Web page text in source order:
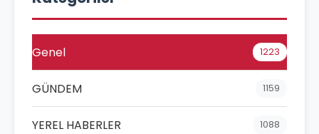
Genel 1223
GÜNDEM 1159
YEREL HABERLER 1088